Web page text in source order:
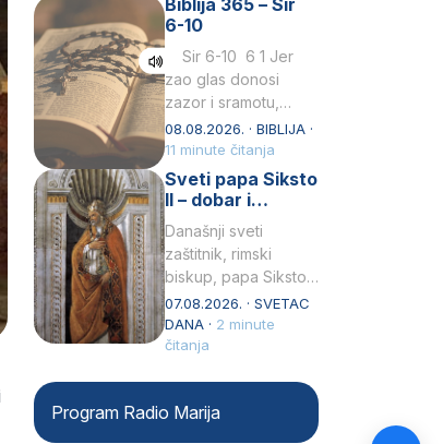
Praedicatorum – OP).
Svojim životom,
dubokom ljubavlju
prema Kristu…
Biblija 365 – Sir
6-10
Sir 6-10 6 1 Jer
zao glas donosi
zazor i sramotu,
kako to biva
grešniku
licemjernom.2 Ne
predaj se u…
08.08.2026. · BIBLIJA ·
11 minute čitanja
Sveti papa Siksto
II – dobar i
miroljubiv pastir
Današnji sveti
zaštitnik, rimski
biskup, papa Siksto
(Sixtus) II, prema
knjizi Liber
Pontificalis bio je
Obnovio je odnose s
afričkim…
07.08.2026. · SVETAC
DANA · 2 minute
čitanja
Program Radio Marija